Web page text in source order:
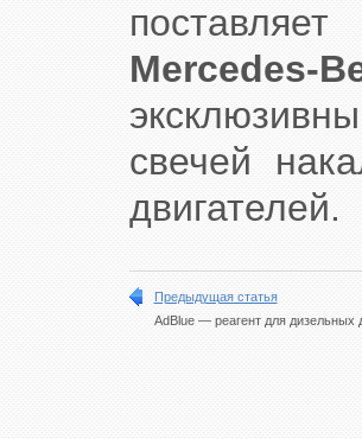
Mercedes-
свечей
двигателей.
Предыдущая статья
AdBlue — реагент для дизельных